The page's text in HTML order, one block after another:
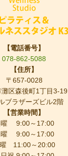
【電話番号】
078-862-5088
【住所】
〒657-0028
区森後町1丁目3-19
ブラザーズビル2階
【営業時間】
曜 9:00～17:00
曜 9:00～17:00
11:00～20:00